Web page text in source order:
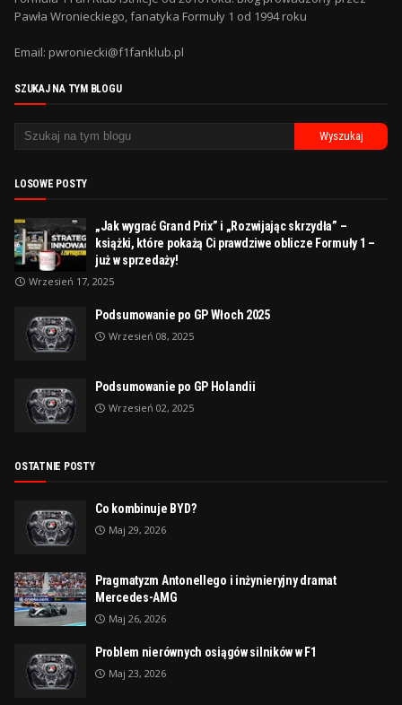
Pawła Wronieckiego, fanatyka Formuły 1 od 1994 roku
Email: pwroniecki@f1fanklub.pl
SZUKAJ NA TYM BLOGU
LOSOWE POSTY
„Jak wygrać Grand Prix” i „Rozwijając skrzydła” –
książki, które pokażą Ci prawdziwe oblicze Formuły 1 –
już w sprzedaży!
Wrzesień 17, 2025
Podsumowanie po GP Włoch 2025
Wrzesień 08, 2025
Podsumowanie po GP Holandii
Wrzesień 02, 2025
OSTATNIE POSTY
Co kombinuje BYD?
Maj 29, 2026
Pragmatyzm Antonellego i inżynieryjny dramat
Mercedes-AMG
Maj 26, 2026
Problem nierównych osiągów silników w F1
Maj 23, 2026